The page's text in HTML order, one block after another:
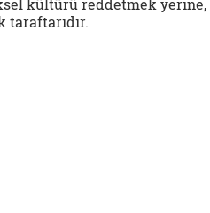
kültürü reddetmek
taraftarıdır.